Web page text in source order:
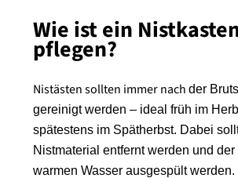
Wie ist ein
pflegen?
Nistästen sollten immer nach der
gereinigt werden – ideal früh im
spätestens im Spätherbst. Dabei
Nistmaterial entfernt werden und
warmen Wasser ausgespült werden.